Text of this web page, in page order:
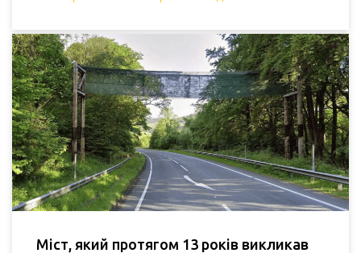
Міст, який протягом 13 років викликав